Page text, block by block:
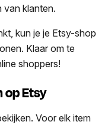
van klanten.
kun je je Etsy-shop
Klaar om te
shoppers!
op Etsy
Voor elk item